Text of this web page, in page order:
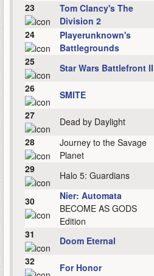
23
Tom Clancy's The
Division 2
24
Playerunknown's
Battlegrounds
25
Star Wars Battlefront II
26
SMITE
27
Dead by Daylight
28
Journey to the Savage
Planet
29
Halo 5: Guardians
30
Nier: Automata
BECOME AS GODS
Edition
31
Doom Eternal
32
For Honor